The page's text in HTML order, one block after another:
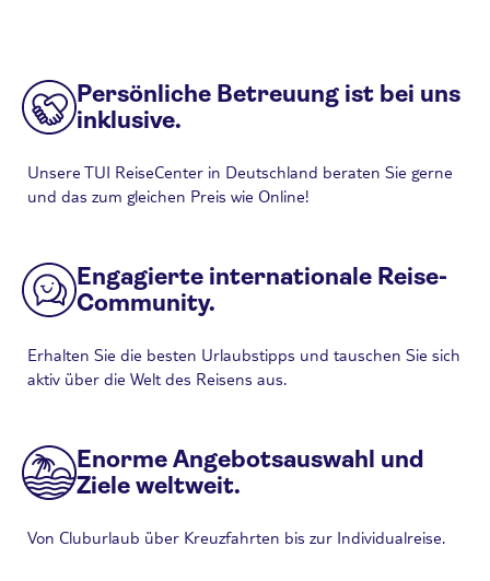
Persönliche Betreuung ist bei uns
inklusive.
Unsere TUI ReiseCenter in Deutschland beraten Sie gerne
und das zum gleichen Preis wie Online!
Engagierte internationale Reise-
Community.
Erhalten Sie die besten Urlaubstipps und tauschen Sie sich
aktiv über die Welt des Reisens aus.
Enorme Angebotsauswahl und
Ziele weltweit.
Von Cluburlaub über Kreuzfahrten bis zur Individualreise.